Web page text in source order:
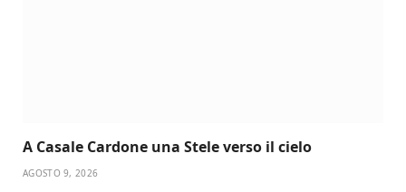
A Casale Cardone una Stele verso il cielo
AGOSTO 9, 2026